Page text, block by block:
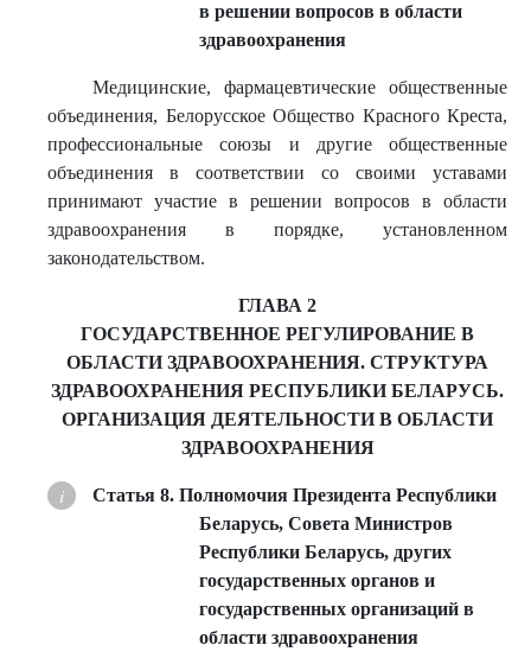
в решении вопросов в области
здравоохранения
Медицинские, фармацевтические общественные
объединения, Белорусское Общество Красного Креста,
профессиональные союзы и другие общественные
объединения в соответствии со своими уставами
принимают участие в решении вопросов в области
здравоохранения в порядке, установленном
законодательством.
ГЛАВА 2
ГОСУДАРСТВЕННОЕ РЕГУЛИРОВАНИЕ В
ОБЛАСТИ ЗДРАВООХРАНЕНИЯ. СТРУКТУРА
ЗДРАВООХРАНЕНИЯ РЕСПУБЛИКИ БЕЛАРУСЬ.
ОРГАНИЗАЦИЯ ДЕЯТЕЛЬНОСТИ В ОБЛАСТИ
ЗДРАВООХРАНЕНИЯ
Статья 8. Полномочия Президента Республики
Беларусь, Совета Министров
Республики Беларусь, других
государственных органов и
государственных организаций в
области здравоохранения